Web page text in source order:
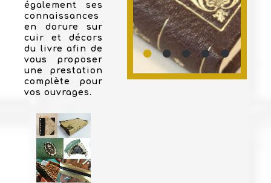
également ses
connaissances
en dorure sur
cuir et décors
du livre afin de
vous proposer
une prestation
complète pour
vos ouvrages.